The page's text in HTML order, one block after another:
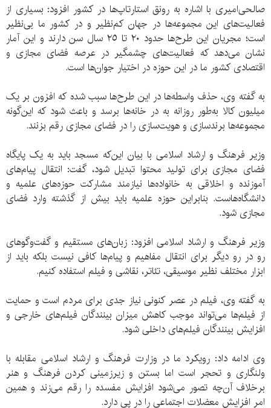
صالحی‌امیری با اشاره به رونق استارتاپ‌ها در کشور افزود: بسیاری از
فعالیت‌های این مجموعه‌ها در جهان کم‌نظیر و در کشور ما بی‌نظیر
است؛ مجریان این طرح‌ها حدود ٢٠ تا ٢٥ سال سن دارند و این آمار
نشان می‌دهد که فعالیت‌های چشمگیر در عرصه فضای مجازی و
اقتصادی کشور ما در این حوزه در اختیار جوان‌ها است.
به گفته وی، حذف واسطه‌ها در این طرح‌ها سبب شده که افزون بر یک
میلیون کالا به‌طور روزانه به در خانه‌ها برسد و باعث شود که این‌گونه
مجموعه‌ها برندسازی و هویت‌سازی را در فضای مجازی رقم بزنند.
وزیر فرهنگ و ارشاد اسلامی با بیان این‌که مسجد باید به یک پایگاه
فضای مجازی برای تولید محتوا تبدیل شود، گفت: انتقال پیام‌های
آموزنده و اخلاقی به خانواده‌ها نیازمند مشارکت حوزه‌های علمیه و
دانشگاه‌هاست. بنابراین حوزه علمیه باید بیش از گذشته وارد فضای
مجازی شود.
وزیر فرهنگ و ارشاد اسلامی افزود: زبان‌های مستقیم و گفت‌وگوهای
رو در رو دیگر برای انتقال مفاهیم و پیام‌ها کافی نیست بلکه باید از
ابزار مختلف نظیر موسیقی، تئاتر، نقاشی و فیلم استفاده کنیم.
به گفته وی، فیلم در عصر کنونی نیاز جدی برای مردم است و حمایت
از فیلم‌ها می‌تواند موجب کاهش میزان بینندگان فیلم‌های خارجی و
افزایش بینندگان فیلم‌های داخلی شود.
وی ادامه داد: رویکرد ما در وزارت فرهنگ و ارشاد اسلامی مقابله با
ولنگاری و تحجر است اما بستن و زیرزمینی کردن فرهنگ و هنر
برخلاف آن‌چه تصور می‌شود افزایش مفسده را رقم می‌زند و همین
امر افزایش معضلات اجتماعی را در پی دارد.